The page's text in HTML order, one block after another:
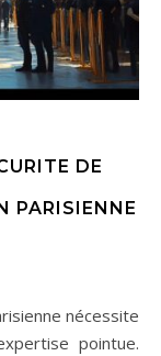
DE
PARISIENNE
pointue.